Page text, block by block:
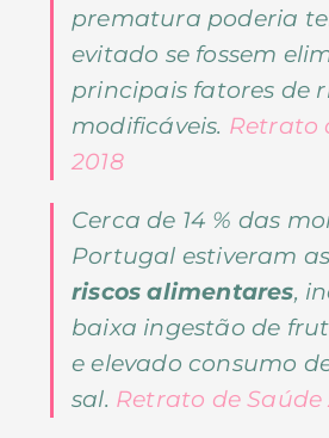
prematura poderia
evitado se fossem
principais fatores de
modificáveis. Retrato
2018
Cerca de 14 % das
Portugal estiveram
riscos alimentares,
baixa ingestão de
e elevado consumo
sal. Retrato de Saúde